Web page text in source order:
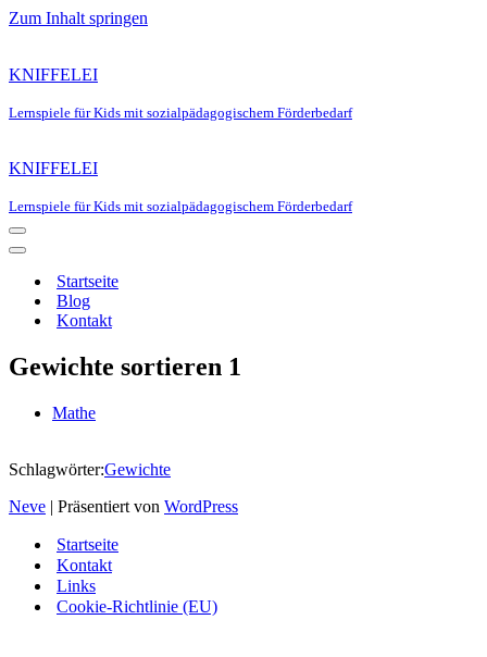
Zum Inhalt springen
KNIFFELEI
Lernspiele für Kids mit sozialpädagogischem Förderbedarf
KNIFFELEI
Lernspiele für Kids mit sozialpädagogischem Förderbedarf
Navigationsmenü
Navigationsmenü
Startseite
Blog
Kontakt
Gewichte sortieren 1
Mathe
Schlagwörter:Gewichte
Neve | Präsentiert von WordPress
Startseite
Kontakt
Links
Cookie-Richtlinie (EU)